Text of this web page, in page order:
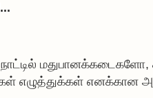
நாட்டில்
எழுத்துக்கள் எனக்கான